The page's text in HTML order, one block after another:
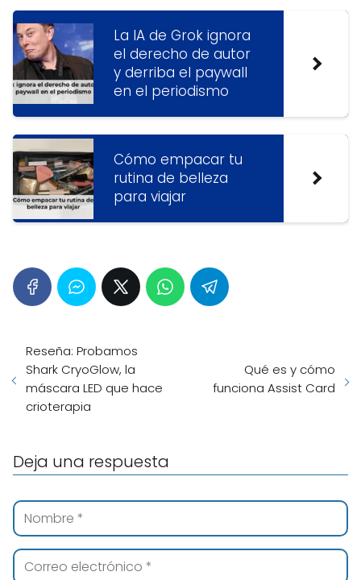
La IA de Grok ignora
el derecho de autor
y derriba el paywall
en el periodismo
Cómo empacar tu
rutina de belleza
para viajar
Reseña: Probamos
Shark CryoGlow, la
máscara LED que hace
crioterapia
Qué es y cómo
funciona Assist Card
Deja una respuesta